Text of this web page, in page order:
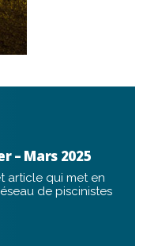
– Mars 2025
article qui met en
de piscinistes